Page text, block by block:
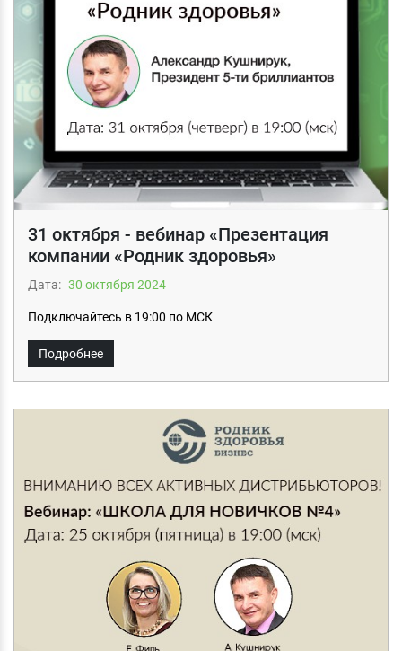
31 октября - вебинар «Презентация
компании «Родник здоровья»
Дата: 30 октября 2024
Подключайтесь в 19:00 по МСК
Подробнее